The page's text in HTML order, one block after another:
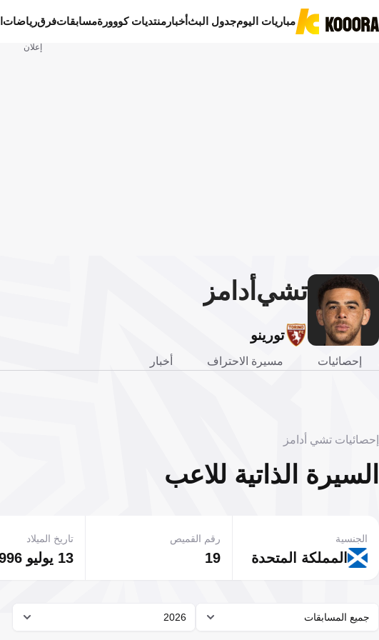
مباريات اليومجدول البثأخبار منتديات كووورةمسابقاتفرقرياضات
إعلان
تشي أدامز
تورينو
إحصائيات مسيرة الاحتراف أخبار
إحصائيات تشي أدامز
السيرة الذاتية للاعب
المملكة المتحدة
الجنسية
19
رقم القميص
13 يوليو 1996
تاريخ الميلاد
جميع المسابقات 2026